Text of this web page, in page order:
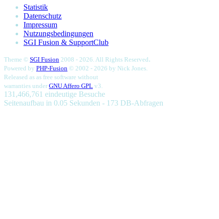
Statistik
Datenschutz
Impressum
Nutzungsbedingungen
SGI Fusion & SupportClub
Theme © SGI Fusion 2008 - 2026. All Rights Reserved.
Powered by PHP-Fusion © 2002 - 2026 by Nick Jones.
Released as as free software without
warranties under GNU Affero GPL v3.
131,466,761 eindeutige Besuche
Seitenaufbau in 0.05 Sekunden - 173 DB-Abfragen